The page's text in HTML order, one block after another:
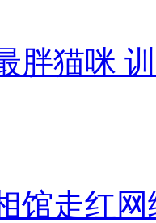
胖猫咪
馆走红网